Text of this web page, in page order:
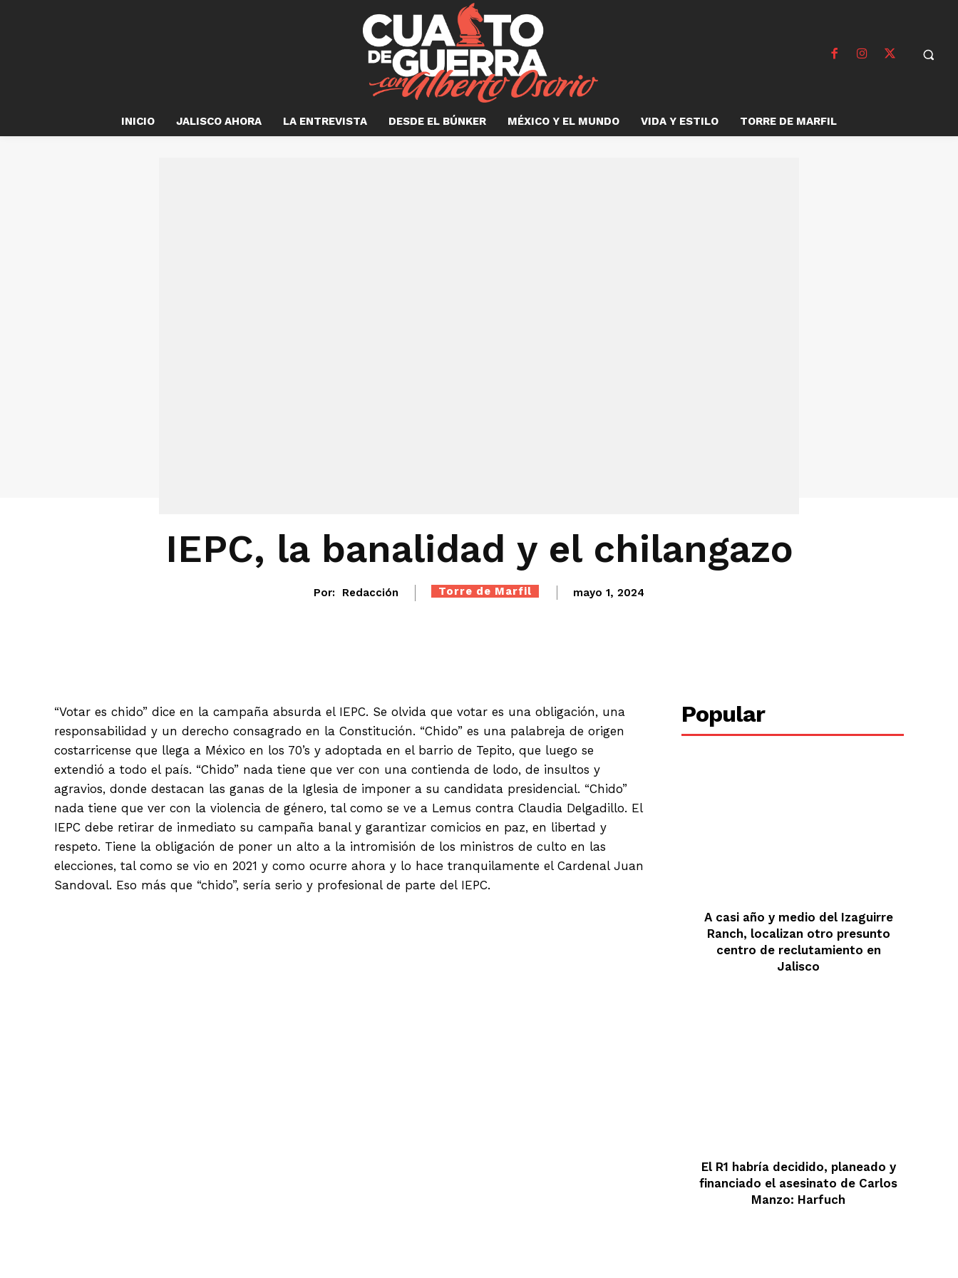
INICIO JALISCO AHORA LA ENTREVISTA DESDE EL BÚNKER MÉXICO Y EL MUNDO VIDA Y ESTILO TORRE DE MARFIL
IEPC, la banalidad y el chilangazo
Por: Redacción Torre de Marfil mayo 1, 2024
“Votar es chido” dice en la campaña absurda el IEPC. Se olvida que votar es una obligación, una
responsabilidad y un derecho consagrado en la Constitución. “Chido” es una palabreja de origen
costarricense que llega a México en los 70’s y adoptada en el barrio de Tepito, que luego se
extendió a todo el país. “Chido” nada tiene que ver con una contienda de lodo, de insultos y
agravios, donde destacan las ganas de la Iglesia de imponer a su candidata presidencial. “Chido”
nada tiene que ver con la violencia de género, tal como se ve a Lemus contra Claudia Delgadillo. El
IEPC debe retirar de inmediato su campaña banal y garantizar comicios en paz, en libertad y
respeto. Tiene la obligación de poner un alto a la intromisión de los ministros de culto en las
elecciones, tal como se vio en 2021 y como ocurre ahora y lo hace tranquilamente el Cardenal Juan
Sandoval. Eso más que “chido”, sería serio y profesional de parte del IEPC.
Popular
A casi año y medio del Izaguirre
Ranch, localizan otro presunto
centro de reclutamiento en
Jalisco
El R1 habría decidido, planeado y
financiado el asesinato de Carlos
Manzo: Harfuch